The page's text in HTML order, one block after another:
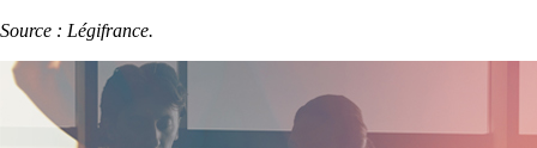
Source : Légifrance.